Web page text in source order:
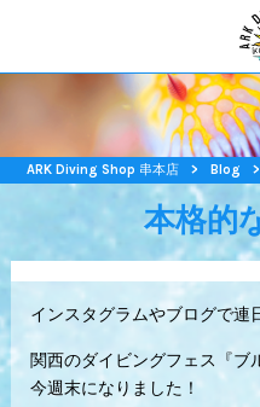
ARK Diving Shop 串本店 > Blog >
本格的
インスタグラムやブログで連
関西のダイビングフェス『ブ
今週末になりました！